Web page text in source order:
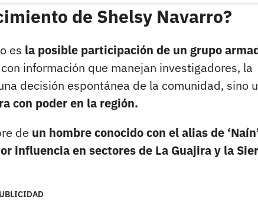
de Shelsy Navarro?
es la posible participación de un grupo
información que manejan investigadores, la
decisión espontánea de la comunidad, sino
con poder en la región.
de un hombre conocido con el alias de
influencia en sectores de La Guajira y la